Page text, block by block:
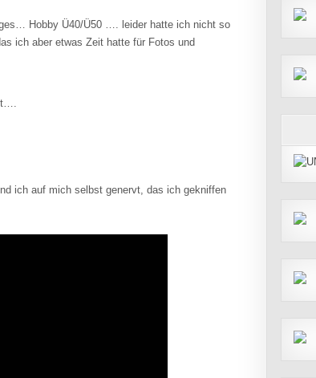
Hobby Ü40/Ü50 …. leider hatte ich nicht so
ich aber etwas Zeit hatte für Fotos und
ich auf mich selbst genervt, das ich gekniffen